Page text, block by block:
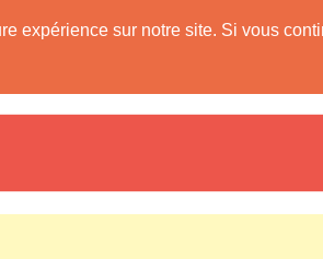
expérience sur notre site. Si vous